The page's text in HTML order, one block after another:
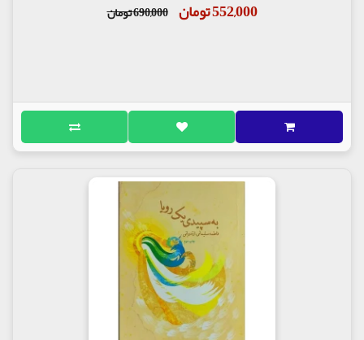
552,000 تومان 690,000 تومان